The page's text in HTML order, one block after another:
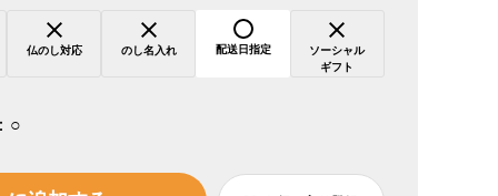
仏のし対応 のし名入れ 配送日指定
ソーシャル
ギフト
○